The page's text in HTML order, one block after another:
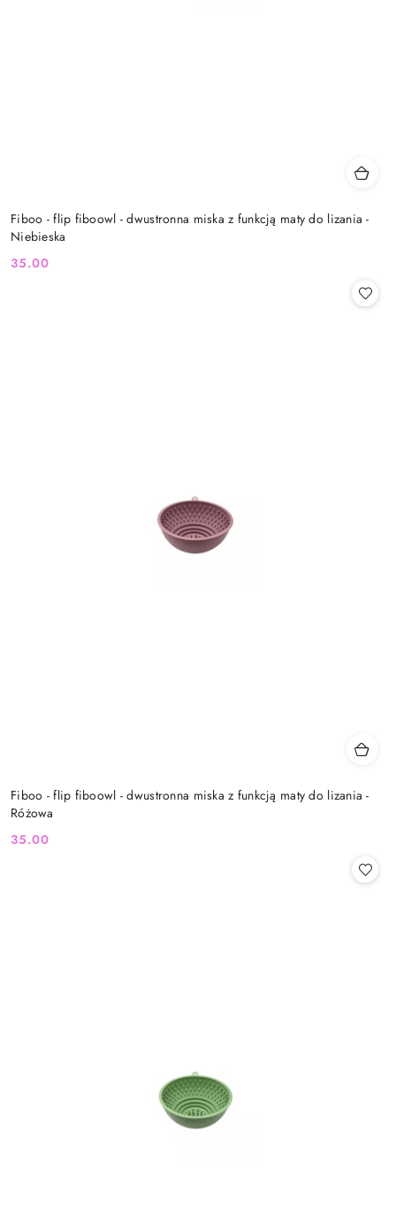
Fiboo - flip fiboowl - dwustronna miska z funkcją maty do lizania -
Niebieska
Cena:
35.00
Fiboo - flip fiboowl - dwustronna miska z funkcją maty do lizania -
Różowa
Cena:
35.00